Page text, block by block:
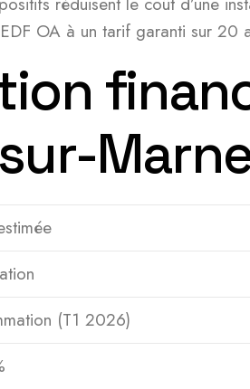
OA à un tarif garanti sur 20
(T1 2026)